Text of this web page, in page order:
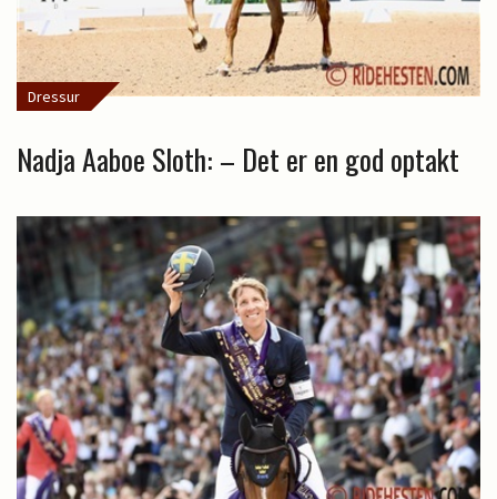
Dressur
Nadja Aaboe Sloth: – Det er en god optakt